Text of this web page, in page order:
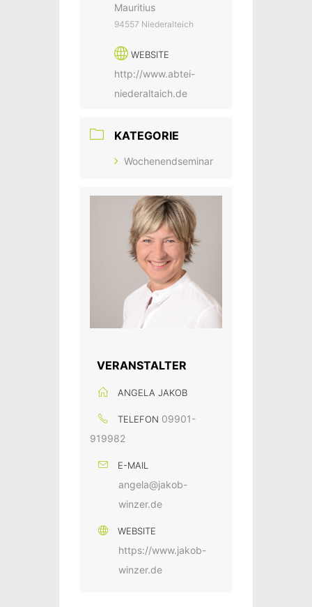
Mauritius
94557 Niederalteich
WEBSITE
http://www.abtei-
niederaltaich.de
KATEGORIE
Wochenendseminar
VERANSTALTER
ANGELA JAKOB
TELEFON 09901-
919982
E-MAIL
angela@jakob-
winzer.de
WEBSITE
https://www.jakob-
winzer.de